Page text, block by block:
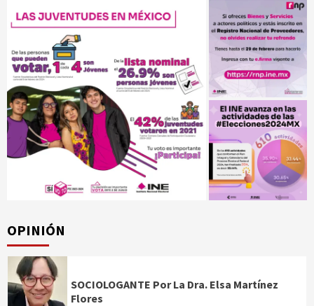
OPINIÓN
SOCIOLOGANTE Por La Dra. Elsa Martínez
Flores